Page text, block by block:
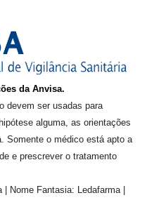
da Anvisa.
devem ser usadas para
alguma, as orientações
Somente o médico está apto a
e prescrever o tratamento
Nome Fantasia: Ledafarma |